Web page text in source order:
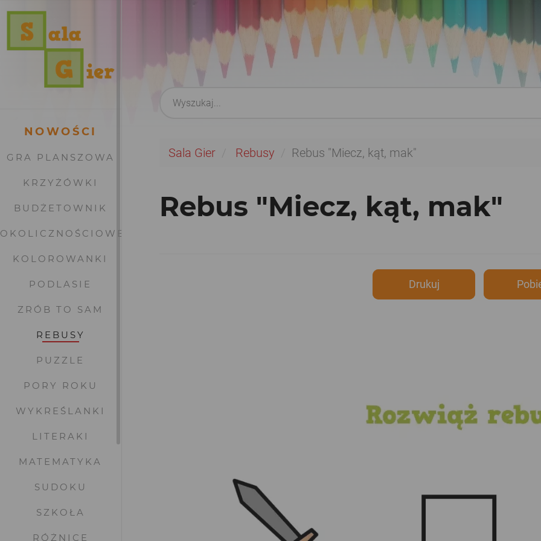
NOWOŚCI
GRA PLANSZOWA
KRZYŻÓWKI
BUDŻETOWNIK
OKOLICZNOŚCIOWE
KOLOROWANKI
PODLASIE
ZRÓB TO SAM
REBUSY
PUZZLE
PORY ROKU
WYKREŚLANKI
LITERAKI
MATEMATYKA
SUDOKU
SZKOŁA
RÓŻNICE
Sala Gier Rebusy Rebus "Miecz, kąt, mak"
Rebus "Miecz, kąt, mak"
Drukuj